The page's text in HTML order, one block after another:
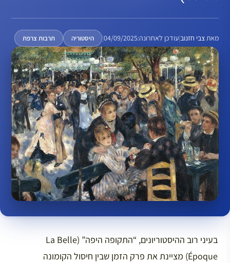
מאתצבי חזנוב|עודכן לאחרונה:04/09/2025
| היסטוריה תרבות צרפת
בעיני רוב ההיסטוריונים, “התקופה היפה” (La Belle
Époque) מציינת את פרק הזמן שבין חיסול הקומונה